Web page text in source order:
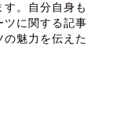
。自分自身も
ツに関する記事
の魅力を伝えた